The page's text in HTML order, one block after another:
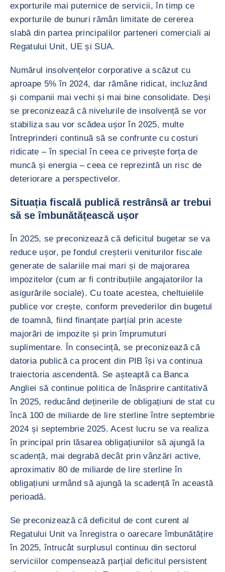
exporturile mai puternice de servicii, în timp ce
exporturile de bunuri rămân limitate de cererea
slabă din partea principalilor parteneri comerciali ai
Regatului Unit, UE și SUA.
Numărul insolvențelor corporative a scăzut cu
aproape 5% în 2024, dar rămâne ridicat, incluzând
și companii mai vechi și mai bine consolidate. Deși
se preconizează că nivelurile de insolvență se vor
stabiliza sau vor scădea ușor în 2025, multe
întreprinderi continuă să se confrunte cu costuri
ridicate – în special în ceea ce privește forța de
muncă și energia – ceea ce reprezintă un risc de
deteriorare a perspectivelor.
Situația fiscală publică restrânsă ar trebui
să se îmbunătățească ușor
În 2025, se preconizează că deficitul bugetar se va
reduce ușor, pe fondul creșterii veniturilor fiscale
generate de salariile mai mari și de majorarea
impozitelor (cum ar fi contribuțiile angajatorilor la
asigurările sociale). Cu toate acestea, cheltuielile
publice vor crește, conform prevederilor din bugetul
de toamnă, fiind finanțate parțial prin aceste
majorări de impozite și prin împrumuturi
suplimentare. În consecință, se preconizează că
datoria publică ca procent din PIB își va continua
traiectoria ascendentă. Se așteaptă ca Banca
Angliei să continue politica de înăsprire cantitativă
în 2025, reducând deținerile de obligațiuni de stat cu
încă 100 de miliarde de lire sterline între septembrie
2024 și septembrie 2025. Acest lucru se va realiza
în principal prin lăsarea obligațiunilor să ajungă la
scadență, mai degrabă decât prin vânzări active,
aproximativ 80 de miliarde de lire sterline în
obligațiuni urmând să ajungă la scadență în această
perioadă.
Se preconizează că deficitul de cont curent al
Regatului Unit va înregistra o oarecare îmbunătățire
în 2025, întrucât surplusul continuu din sectorul
serviciilor compensează parțial deficitul persistent